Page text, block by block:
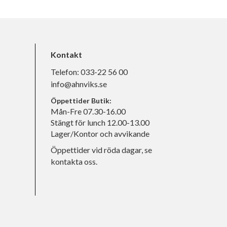
Kontakt
Telefon: 033-22 56 00
info@ahnviks.se
Öppettider Butik:
Mån-Fre 07.30-16.00
Stängt för lunch 12.00-13.00
Lager/Kontor och avvikande
Öppettider vid röda dagar, se
kontakta oss.